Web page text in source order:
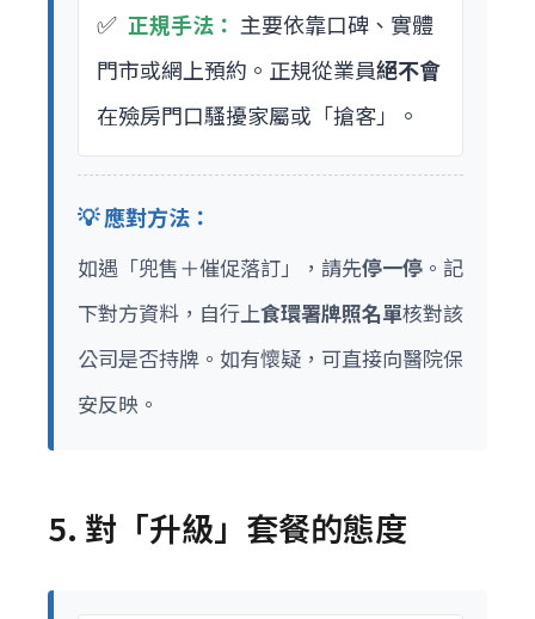
✅ 正規手法： 主要依靠口碑、實體
門市或網上預約。正規從業員絕不會
在殮房門口騷擾家屬或「搶客」。
💡 應對方法：
如遇「兜售＋催促落訂」，請先停一停 。記
下對方資料，自行上食環署牌照名單核對該
公司是否持牌。如有懷疑，可直接向醫院保
安反映。
5. 對「升級」套餐的態度